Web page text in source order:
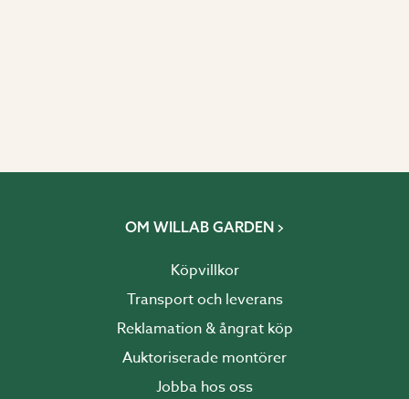
OM WILLAB GARDEN
Köpvillkor
Transport och leverans
Reklamation & ångrat köp
Auktoriserade montörer
Jobba hos oss